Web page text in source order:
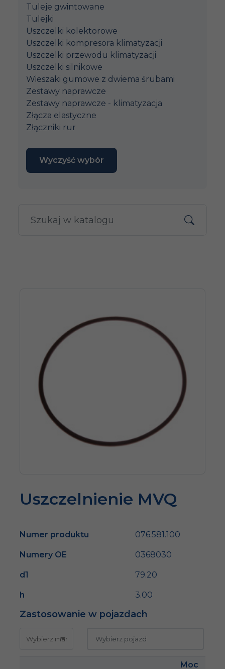
Tuleje gwintowane
Tulejki
Uszczelki kolektorowe
Uszczelki kompresora klimatyzacji
Uszczelki przewodu klimatyzacji
Uszczelki silnikowe
Wieszaki gumowe z dwiema śrubami
Zestawy naprawcze
Zestawy naprawcze - klimatyzacja
Złącza elastyczne
Złączniki rur
Wyczyść wybór
Uszczelnienie MVQ
Numer produktu 076.581.100
Numery OE 0368030
d1 79.20
h 3.00
Zastosowanie w pojazdach
Moc